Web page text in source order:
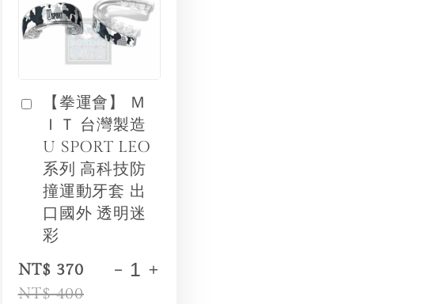
【拳運會】 Ｍ
ＩＴ 台灣製造
U SPORT LEO
系列 高科技防
撞運動牙套 出
口國外 透明迷
彩
NT$ 370
NT$ 400
- +